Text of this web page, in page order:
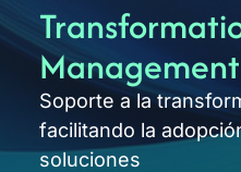
Soporte a la
facilitando la
soluciones